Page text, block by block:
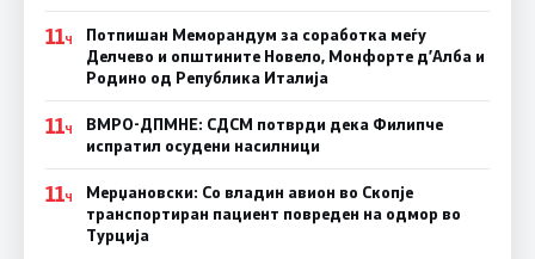
11Ч
Потпишан Меморандум за соработка меѓу
Делчево и општините Новело, Монфорте д’Алба и
Родино од Република Италија
11Ч
ВМРО-ДПМНЕ: СДСM потврди дека Филипче
испратил осудени насилници
11Ч
Мерџановски: Со владин авион во Скопје
транспортиран пациент повреден на одмор во
Турција